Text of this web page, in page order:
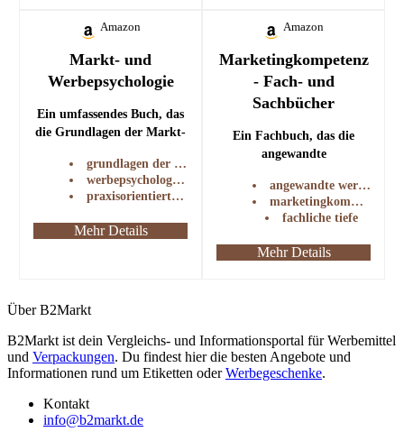
Amazon
Markt- und
Werbepsychologie
Ein umfassendes Buch, das
die Grundlagen der Markt-
behandelt.
grundlagen der marktpsychologie
werbepsychologie-theorien
praxisorientierte beispiele
Mehr Details
Amazon
Marketingkompetenz
- Fach- und
Sachbücher
Ein Fachbuch, das die
angewandte
Marketing und
Kommunikation beleuchtet.
angewandte werbepsychologie
marketingkommunikation
fachliche tiefe
Mehr Details
Über B2Markt
B2Markt ist dein Vergleichs- und Informationsportal für Werbemittel
und Verpackungen. Du findest hier die besten Angebote und
Informationen rund um Etiketten oderWerbegeschenke.
Kontakt
info@b2markt.de